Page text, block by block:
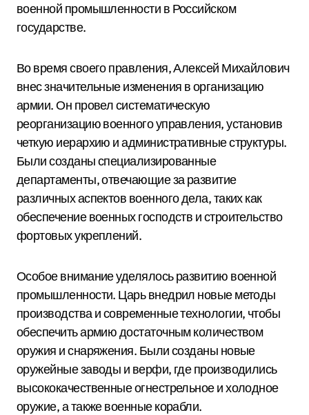
военной промышленности в Российском
государстве.
Во время своего правления, Алексей Михайлович
внес значительные изменения в организацию
армии. Он провел систематическую
реорганизацию военного управления, установив
четкую иерархию и административные структуры.
Были созданы специализированные
департаменты, отвечающие за развитие
различных аспектов военного дела, таких как
обеспечение военных господств и строительство
фортовых укреплений.
Особое внимание уделялось развитию военной
промышленности. Царь внедрил новые методы
производства и современные технологии, чтобы
обеспечить армию достаточным количеством
оружия и снаряжения. Были созданы новые
оружейные заводы и верфи, где производились
высококачественные огнестрельное и холодное
оружие, а также военные корабли.